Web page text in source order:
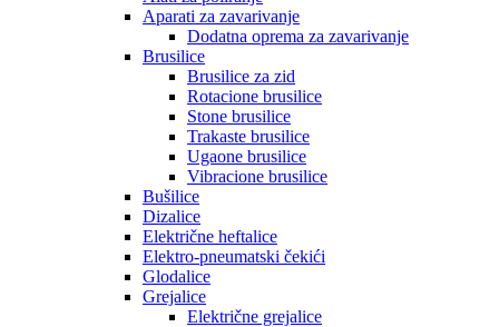
Aparati za zavarivanje
Dodatna oprema za zavarivanje
Brusilice
Brusilice za zid
Rotacione brusilice
Stone brusilice
Trakaste brusilice
Ugaone brusilice
Vibracione brusilice
Bušilice
Dizalice
Električne heftalice
Elektro-pneumatski čekići
Glodalice
Grejalice
Električne grejalice